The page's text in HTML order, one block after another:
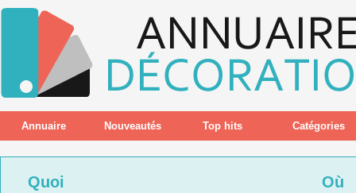
Annuaire Nouveautés Top hits Catégories
Quoi Où